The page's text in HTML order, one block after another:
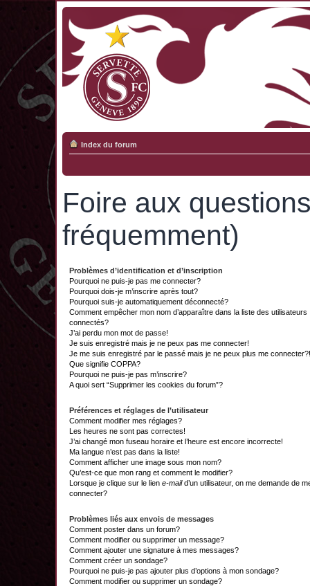
Index du forum
Foire aux
fréquemment)
Problèmes d’identification et d’inscription
Pourquoi ne puis-je pas me connecter?
Pourquoi dois-je m’inscrire après tout?
Pourquoi suis-je automatiquement déconnecté?
Comment empêcher mon nom d’apparaître dans la liste des utilisateurs
connectés?
J’ai perdu mon mot de passe!
Je suis enregistré mais je ne peux pas me connecter!
Je me suis enregistré par le passé mais je ne peux plus me connecter?!
Que signifie COPPA?
Pourquoi ne puis-je pas m’inscrire?
A quoi sert “Supprimer les cookies du forum”?
Préférences et réglages de l’utilisateur
Comment modifier mes réglages?
Les heures ne sont pas correctes!
J’ai changé mon fuseau horaire et l’heure est encore incorrecte!
Ma langue n’est pas dans la liste!
Comment afficher une image sous mon nom?
Qu’est-ce que mon rang et comment le modifier?
Lorsque je clique sur le lien e-maild’un utilisateur, on me demande de
connecter?
Problèmes liés aux envois de messages
Comment poster dans un forum?
Comment modifier ou supprimer un message?
Comment ajouter une signature à mes messages?
Comment créer un sondage?
Pourquoi ne puis-je pas ajouter plus d’options à mon sondage?
Comment modifier ou supprimer un sondage?